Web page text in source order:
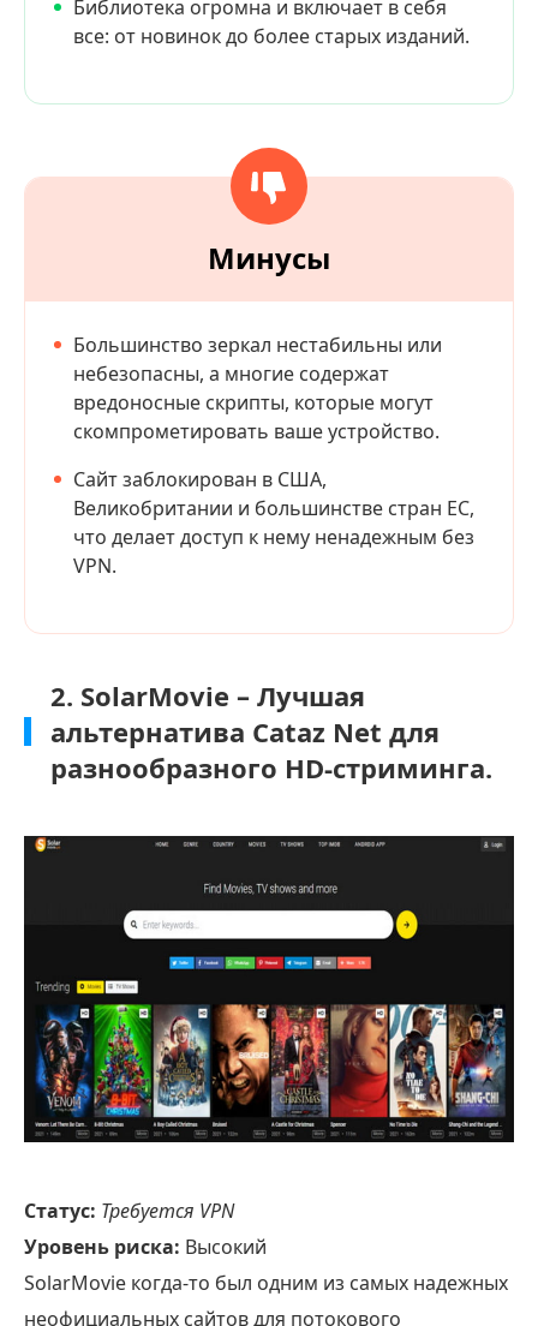
Библиотека огромна и включает в себя
все: от новинок до более старых изданий.
Минусы
Большинство зеркал нестабильны или
небезопасны, а многие содержат
вредоносные скрипты, которые могут
скомпрометировать ваше устройство.
Сайт заблокирован в США,
Великобритании и большинстве стран ЕС,
что делает доступ к нему ненадежным без
VPN.
2. SolarMovie – Лучшая
альтернатива Cataz Net для
разнообразного HD-стриминга.
Статус: Требуется VPN
Уровень риска: Высокий
SolarMovie когда-то был одним из самых надежных
неофициальных сайтов для потокового